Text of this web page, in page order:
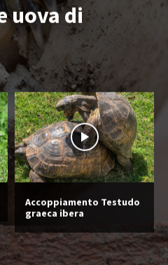
uova di
Accoppiamento Testudo
graeca ibera